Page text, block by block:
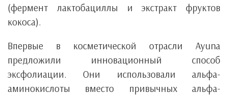
(фермент лактобациллы и экстракт фруктов
кокоса).
Впервые в косметической отрасли Ayuna
предложили инновационный способ
эксфолиации. Они использовали альфа-
аминокислоты вместо привычных альфа-